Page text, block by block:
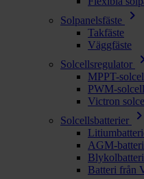
Solpanelsfäste
chevron_right
Takfäste
Väggfäste
Solcellsregulator
MPPT-
PWM-
Victron
Solcellsbatterier
chevron_right
AGM-
Batteri från